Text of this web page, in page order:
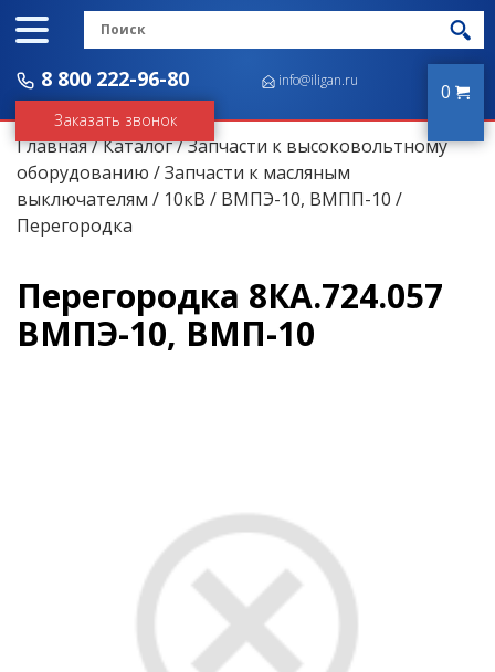
8 800 222-96-80
Заказать звонок
info@iligan.ru 0
Главная/Каталог/Запчасти к высоковольтному
оборудованию /Запчасти к масляным
выключателям / 10кВ / ВМПЭ-10, ВМПП-10 /
Перегородка
Перегородка 8КА.724.057
ВМПЭ-10, ВМП-10